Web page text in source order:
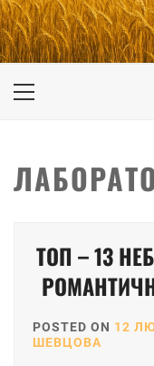
ПОДОРОЖI ПО
Primary
ТОП – 13
POSTED ON 12
ШЕВЦОВА